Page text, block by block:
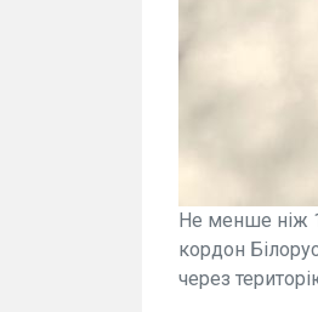
Не менше ніж
кордон
через